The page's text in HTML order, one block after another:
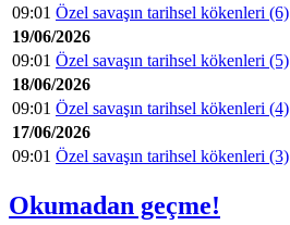
09:01 Özel savaşın tarihsel kökenleri (6)
19/06/2026
09:01 Özel savaşın tarihsel kökenleri (5)
18/06/2026
09:01 Özel savaşın tarihsel kökenleri (4)
17/06/2026
09:01 Özel savaşın tarihsel kökenleri (3)
Okumadan geçme!